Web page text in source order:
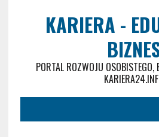
KARIERA -
PORTAL ROZWOJU